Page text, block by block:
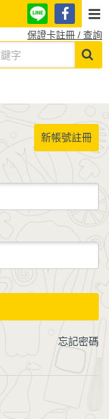
保證卡註冊 / 查詢
新帳號註冊
忘記密碼